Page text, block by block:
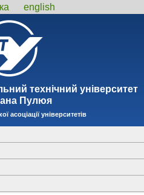
english
технiчний унiверситет
Пулюя
асоціації університетів